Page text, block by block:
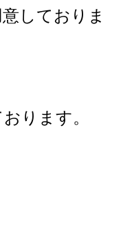
しておりま
ります。